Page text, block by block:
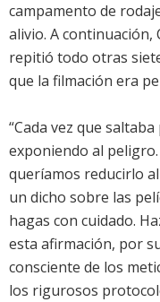
campamento de
alivio. A
repitió todo otras
que la filmación era
“Cada vez que
exponiendo al
queríamos reducirlo al
un dicho sobre las
hagas con cuidado.
esta afirmación, por
consciente de los
los rigurosos